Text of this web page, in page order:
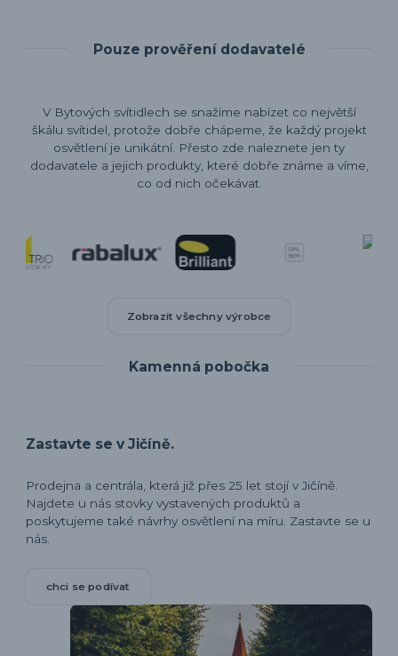
Pouze prověření dodavatelé
V Bytových svítidlech se snažíme nabízet co největší
škálu svítidel, protože dobře chápeme, že každý projekt
osvětlení je unikátní. Přesto zde naleznete jen ty
dodavatele a jejich produkty, které dobře známe a víme,
co od nich očekávat.
Zobrazit všechny výrobce
Kamenná pobočka
Zastavte se v Jičíně.
Prodejna a centrála, která již přes 25 let stojí v Jičíně.
Najdete u nás stovky vystavených produktů a
poskytujeme také návrhy osvětlení na míru. Zastavte se u
nás.
chci se podívat